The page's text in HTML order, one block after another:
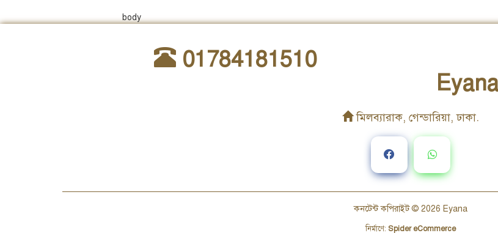
body
01784181510
মিলব্যারাক, গেন্ডারিয়া, ঢাকা.
কনটেন্ট কপিরাইট © 2026 Eyana
নির্মাণে: Spider eCommerce